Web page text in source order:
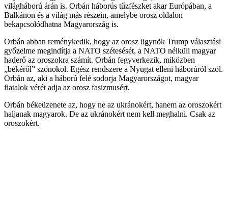
világháború árán is. Orbán háborús tűzfészket akar Európában, a
Balkánon és a világ más részein, amelybe orosz oldalon
bekapcsolódhatna Magyarország is.
Orbán abban reménykedik, hogy az orosz ügynök Trump választási
győzelme megindítja a NATO szétesését, a NATO nélküli magyar
haderő az oroszokra számít. Orbán fegyverkezik, miközben
„békéről” szónokol. Egész rendszere a Nyugat elleni háborúról szól.
Orbán az, aki a háború felé sodorja Magyarországot, magyar
fiatalok vérét adja az orosz fasizmusért.
Orbán békeüzenete az, hogy ne az ukránokért, hanem az oroszokért
haljanak magyarok. De az ukránokért nem kell meghalni. Csak az
oroszokért.